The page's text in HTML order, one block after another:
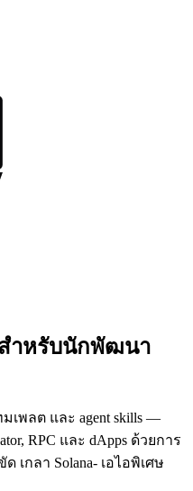
ำหรับนักพัฒนา
เพลต และ agent skills —
RPC และ dApps ด้วยการ
เกลา Solana- เอไอพิเศษ